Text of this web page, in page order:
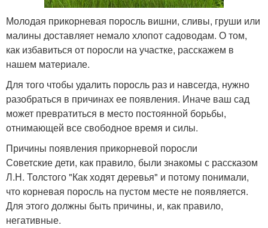
Молодая прикорневая поросль вишни, сливы, груши или
малины доставляет немало хлопот садоводам. О том,
как избавиться от поросли на участке, расскажем в
нашем материале.
Для того чтобы удалить поросль раз и навсегда, нужно
разобраться в причинах ее появления. Иначе ваш сад
может превратиться в место постоянной борьбы,
отнимающей все свободное время и силы.
Причины появления прикорневой поросли
Советские дети, как правило, были знакомы с рассказом
Л.Н. Толстого "Как ходят деревья" и потому понимали,
что корневая поросль на пустом месте не появляется.
Для этого должны быть причины, и, как правило,
негативные.